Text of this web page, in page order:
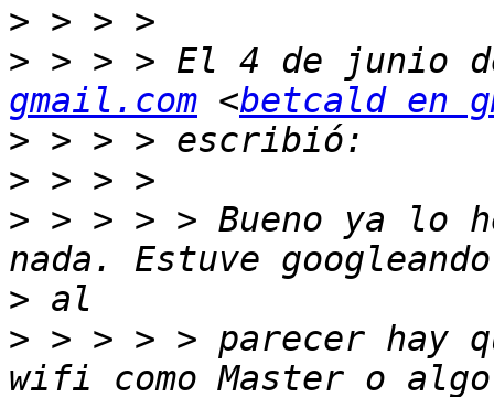
>
> > > > El 4 de junio
gmail.com <betcald en
>
>
> > > > > Bueno ya lo
>
> > > > > parecer hay